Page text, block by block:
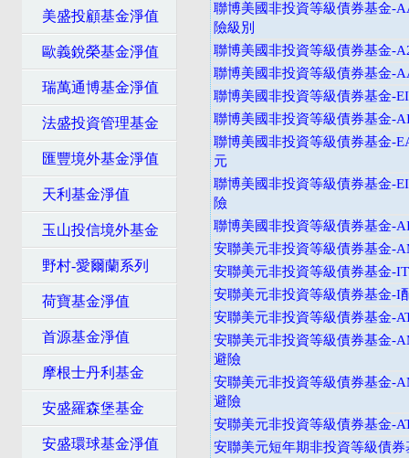
美盛投顧基金淨值
歐義銳榮基金淨值
瑞萬通博基金淨值
法盛投資管理基金
匯豐境外基金淨值
天利基金淨值
玉山投信境外基金
野村-愛爾蘭系列
荷寶基金淨值
首源基金淨值
摩根士丹利基金
安盛羅森堡基金
安盛環球基金淨值
聯博美國非投資等級債券基金-
險級別
聯博美國非投資等級債券基金-
聯博美國非投資等級債券基金-
聯博美國非投資等級債券基金-
聯博美國非投資等級債券基金-
聯博美國非投資等級債券基金-
元
聯博美國非投資等級債券基金-
險
聯博美國非投資等級債券基金-
安聯美元非投資等級債券基金-
安聯美元非投資等級債券基金-
安聯美元非投資等級債券基金-I
安聯美元非投資等級債券基金-
安聯美元非投資等級債券基金-
避險
安聯美元非投資等級債券基金-
避險
安聯美元非投資等級債券基金-
安聯美元短年期非投資等級債